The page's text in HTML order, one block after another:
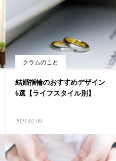
クラムのこと
結婚指輪のおすすめデザイン
6選【ライフスタイル別】
2021.02.09